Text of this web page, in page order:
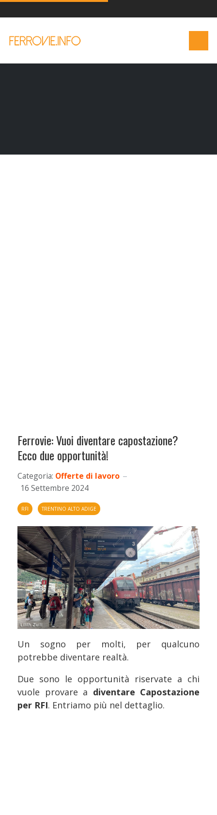
Ferrovie: Vuoi diventare capostazione?
Ecco due opportunità!
Categoria: Offerte di lavoro
16 Settembre 2024
RFI TRENTINO ALTO ADIGE
Un sogno per molti, per qualcuno
potrebbe diventare realtà.
Due sono le opportunità riservate a chi
vuole provare a diventare Capostazione
per RFI. Entriamo più nel dettaglio.